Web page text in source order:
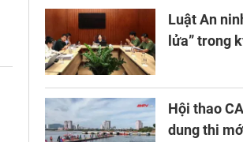
Luật An
lửa” trong
Hội thao
dung thi